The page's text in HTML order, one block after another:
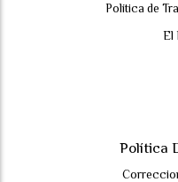
Política de
El
Política